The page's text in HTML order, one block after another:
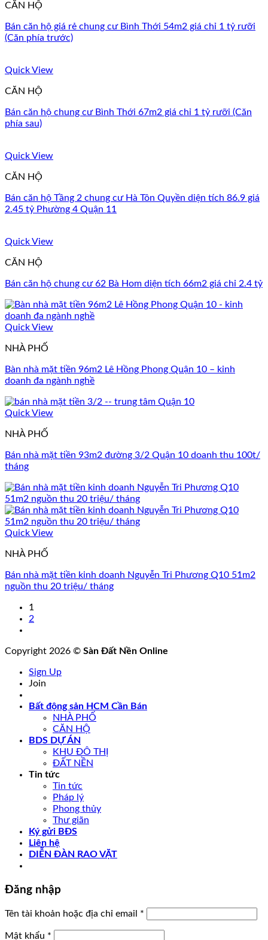
CĂN HỘ
Bán căn hộ giá rẻ chung cư Bình Thới 54m2 giá chỉ 1 tỷ rưỡi
(Căn phía trước)
Quick View
CĂN HỘ
Bán căn hộ chung cư Bình Thới 67m2 giá chỉ 1 tỷ rưỡi (Căn
phía sau)
Quick View
CĂN HỘ
Bán căn hộ Tầng 2 chung cư Hà Tôn Quyền diện tích 86.9 giá
2.45 tỷ Phường 4 Quận 11
Quick View
CĂN HỘ
Bán căn hộ chung cư 62 Bà Hom diện tích 66m2 giá chỉ 2.4 tỷ
Quick View
NHÀ PHỐ
Bàn nhà mặt tiền 96m2 Lê Hồng Phong Quận 10 – kinh
doanh đa ngành nghề
Quick View
NHÀ PHỐ
Bán nhà mặt tiền 93m2 đường 3/2 Quận 10 doanh thu 100t/
tháng
Quick View
NHÀ PHỐ
Bán nhà mặt tiền kinh doanh Nguyễn Tri Phương Q10 51m2
nguồn thu 20 triệu/ tháng
1
2
Copyright 2026 © Sàn Đất Nền Online
Sign Up
Join
Bất động sản HCM Cần Bán
NHÀ PHỐ
CĂN HỘ
BDS DỰ ÁN
KHU ĐÔ THỊ
ĐẤT NỀN
Tin tức
Tin tức
Pháp lý
Phong thủy
Thư giãn
Ký gửi BĐS
Liên hệ
DIỄN ĐÀN RAO VẶT
Đăng nhập
Tên tài khoản hoặc địa chỉ email *
Mật khẩu *